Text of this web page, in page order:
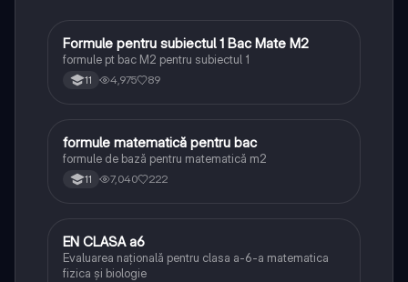
Matematică
Formule pentru subiectul 1 Bac Mate M2
formule pt bac M2 pentru subiectul 1
11 4,975 89
Matematică
formule matematică pentru bac
formule de bază pentru matematică m2
11 7,040 222
Matematică
EN CLASA a6
Evaluarea națională pentru clasa a-6-a matematica
fizica și biologie